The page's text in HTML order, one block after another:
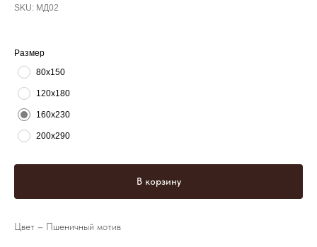
SKU: МД02
Размер
80х150
120х180
160х230
200х290
В корзину
Цвет – Пшеничный мотив